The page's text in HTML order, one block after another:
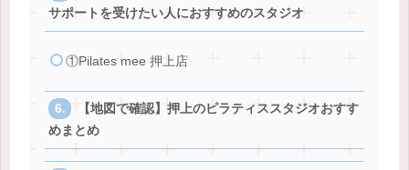
サポートを受けたい人におすすめのスタジオ
①Pilates mee 押上店
【地図で確認】押上のピラティススタジオおすす
めまとめ